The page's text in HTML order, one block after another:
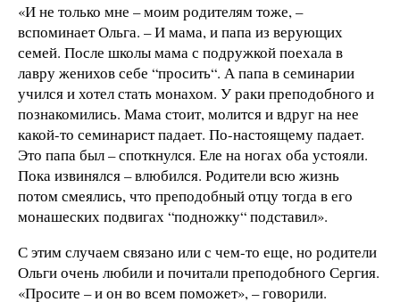
«И не только мне – моим родителям тоже, –
вспоминает Ольга. – И мама, и папа из верующих
семей. После школы мама с подружкой поехала в
лавру женихов себе “просить“. А папа в семинарии
учился и хотел стать монахом. У раки преподобного и
познакомились. Мама стоит, молится и вдруг на нее
какой-то семинарист падает. По-настоящему падает.
Это папа был – споткнулся. Еле на ногах оба устояли.
Пока извинялся – влюбился. Родители всю жизнь
потом смеялись, что преподобный отцу тогда в его
монашеских подвигах “подножку“ подставил».
С этим случаем связано или с чем-то еще, но родители
Ольги очень любили и почитали преподобного Сергия.
«Просите – и он во всем поможет», – говорили.